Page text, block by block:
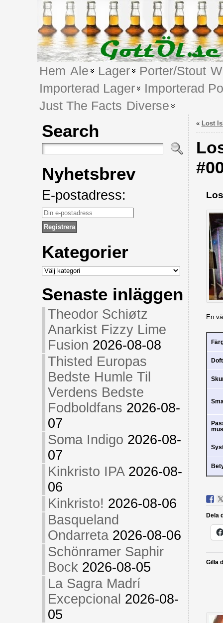
Hem Ale Lager Porter/Stout
Importerad Lager
Importerad
Just The Facts Diverse
Search
Nyhetsbrev
E-postadress:
Kategorier
Kategorier
Senaste inläggen
Theodor Schiøtz
Anarkist Fizzy Lime
Fusion 2026-08-08
Thisted Europas
Bedste Humle Til
Verdens Bedste
Fodboldfans 2026-08-
07
Soma Indigo 2026-08-
07
Kinkristo IPA 2026-08-
06
Kinkristo! 2026-08-06
Basqueland
Ondarreta 2026-08-06
Schönramer Saphir
Bock 2026-08-05
La Sagra Madrí
Excepcional 2026-08-
05
« Lost
En
Doft
Dela
Gilla